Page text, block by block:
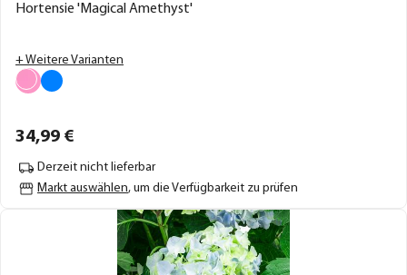
Hortensie 'Magical Amethyst'
+ Weitere Varianten
34,99 €
Derzeit nicht lieferbar
Markt auswählen, um die Verfügbarkeit zu prüfen